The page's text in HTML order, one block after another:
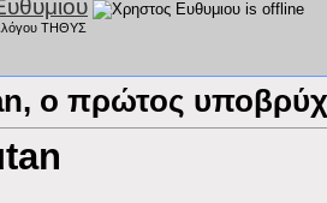
ΤΗΘΥΣ
ο πρώτος